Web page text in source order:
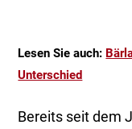
Lesen Sie auch:
Unterschied
Bereits seit dem